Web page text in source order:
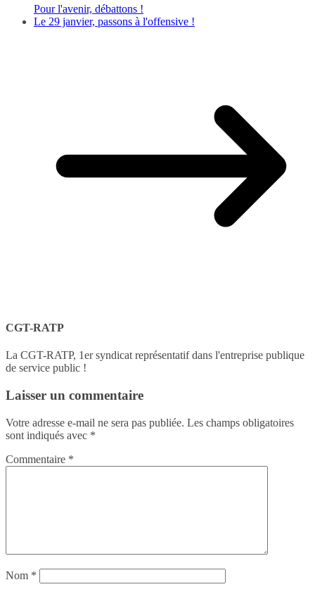
Pour l'avenir, débattons !
Le 29 janvier, passons à l'offensive !
CGT-RATP
La CGT-RATP, 1er syndicat représentatif dans l'entreprise publique
de service public !
Laisser un commentaire
Votre adresse e-mail ne sera pas publiée. Les champs obligatoires
sont indiqués avec *
Commentaire *
Nom *